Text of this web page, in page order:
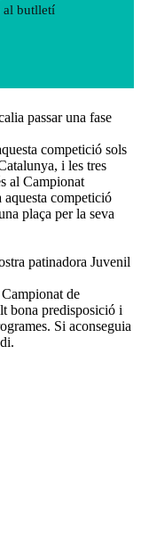
al butlletí
passar una fase
competició sols
i les tres
al Campionat
aquesta competició
plaça per la seva
patinadora Juvenil
de
bona predisposició i
Si aconseguia